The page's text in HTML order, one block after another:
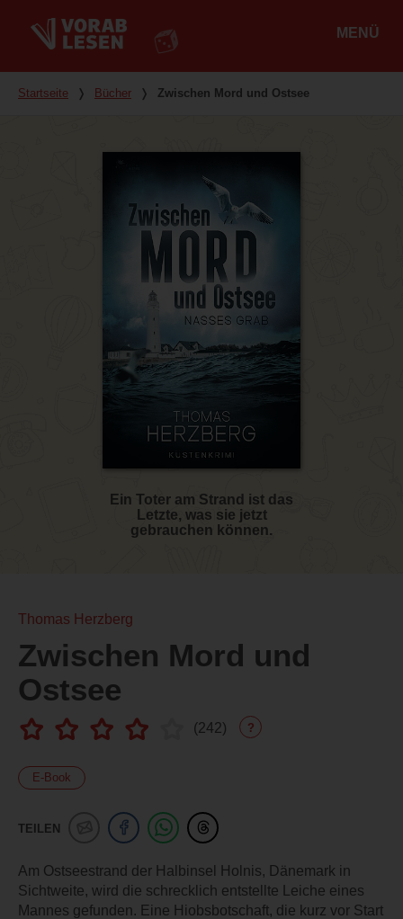
MENÜ
Du bist hier
Startseite ❭ Bücher ❭ Zwischen Mord und Ostsee
Ein Toter am Strand ist das
Letzte, was sie jetzt
gebrauchen können.
Thomas Herzberg
Zwischen Mord und
Ostsee
(242) ?
E-Book
TEILEN
Am Ostseestrand der Halbinsel Holnis, Dänemark in
Sichtweite, wird die schrecklich entstellte Leiche eines
Mannes gefunden. Eine Hiobsbotschaft, die kurz vor Start